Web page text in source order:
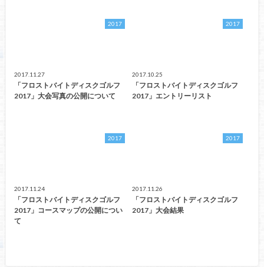
2017
2017.11.27
「フロストバイトディスクゴルフ
2017」大会写真の公開について
2017
2017.10.25
「フロストバイトディスクゴルフ
2017」エントリーリスト
2017
2017.11.24
「フロストバイトディスクゴルフ
2017」コースマップの公開につい
て
2017
2017.11.26
「フロストバイトディスクゴルフ
2017」大会結果